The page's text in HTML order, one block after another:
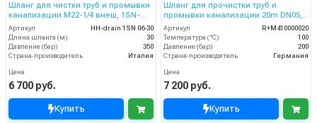
Шланг для чистки труб и промывки
канализации M22-1/4 внеш, 1SN-
06,30 м
Артикул
HH-drain 1SN 06-30
Длина шланга (м)
30
Давление (бар)
350
Страна-производитель
Италия
Цена
6 700 руб.
Купить
Шланг для прочистки труб и
промывки канализации 20m DN05,
200bar
Артикул
R+M410000020
Температура (°C)
100
Давление (бар)
200
Страна-производитель
Германия
Цена
7 200 руб.
Купить